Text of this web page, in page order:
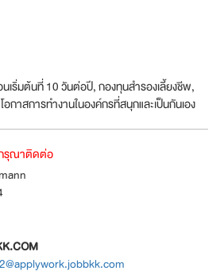
ริ่มต้นที่ 10 วันต่อปี, กองทุนสำรองเลี้ยงชีพ,
าสการทำงานในองค์กรที่สนุกและเป็นกันเอง
กรุณาติดต่อ